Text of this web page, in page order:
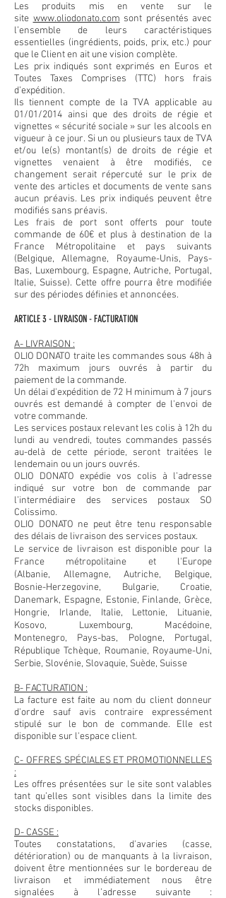
Les produits mis en vente sur le
site www.oliodonato.com sont présentés avec
l’ensemble de leurs caractéristiques
essentielles (ingrédients, poids, prix, etc.) pour
que le Client en ait une vision complète.
Les prix indiqués sont exprimés en Euros et
Toutes Taxes Comprises (TTC) hors frais
d’expédition.
Ils tiennent compte de la TVA applicable au
01/01/2014 ainsi que des droits de régie et
vignettes « sécurité sociale » sur les alcools en
vigueur à ce jour. Si un ou plusieurs taux de TVA
et/ou le(s) montant(s) de droits de régie et
vignettes venaient à être modifiés, ce
changement serait répercuté sur le prix de
vente des articles et documents de vente sans
aucun préavis. Les prix indiqués peuvent être
modifiés sans préavis.
Les frais de port sont offerts pour toute
commande de 60€ et plus à destination de la
France Métropolitaine et pays suivants
(Belgique, Allemagne, Royaume-Unis, Pays-
Bas, Luxembourg, Espagne, Autriche, Portugal,
Italie, Suisse). Cette offre pourra être modifiée
sur des périodes définies et annoncées.
ARTICLE 3 - LIVRAISON - FACTURATION
A- LIVRAISON :
OLIO DONATO traite les commandes sous 48h à
72h maximum jours ouvrés à partir du
paiement de la commande.
Un délai d'expédition de 72 H minimum à 7 jours
ouvrés est demandé à compter de l'envoi de
votre commande.
Les services postaux relevant les colis à 12h du
lundi au vendredi, toutes commandes passés
au-delà de cette période, seront traitées le
lendemain ou un jours ouvrés.
OLIO DONATO expédie vos colis à l’adresse
indiqué sur votre bon de commande par
l’intermédiaire des services postaux SO
Colissimo.
OLIO DONATO ne peut être tenu responsable
des délais de livraison des services postaux.
Le service de livraison est disponible pour la
France métropolitaine et l'Europe
(Albanie, Allemagne, Autriche, Belgique,
Bosnie-Herzegovine, Bulgarie, Croatie,
Danemark, Espagne, Estonie, Finlande, Grèce,
Hongrie, Irlande, Italie, Lettonie, Lituanie,
Kosovo, Luxembourg, Macédoine,
Montenegro, Pays-bas, Pologne, Portugal,
République Tchèque, Roumanie, Royaume-Uni,
Serbie, Slovénie, Slovaquie, Suède, Suisse
B- FACTURATION :
La facture est faite au nom du client donneur
d'ordre sauf avis contraire expressément
stipulé sur le bon de commande. Elle est
disponible sur l'espace client.
C- OFFRES SPÉCIALES ET PROMOTIONNELLES
:
Les offres présentées sur le site sont valables
tant qu’elles sont visibles dans la limite des
stocks disponibles.
D- CASSE :
Toutes constatations, d'avaries (casse,
détérioration) ou de manquants à la livraison,
doivent être mentionnées sur le bordereau de
livraison et immédiatement nous être
signalées à l’adresse suivante :